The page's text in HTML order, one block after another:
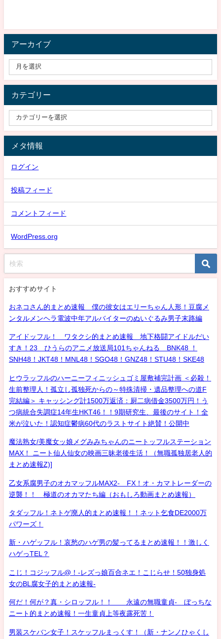
アーカイブ
カテゴリー
メタ情報
ログイン
投稿フィード
コメントフィード
WordPress.org
おすすめサイト
おネコさん的まとめ速報 僕の彼女はエリーちゃん人形！豆腐メ
ンタルメンヘラ電波中年アルバイターのぬいぐるみ男子末路編
アイドッフル！ ワタクシ的まとめ速報 地下格闘アイドルだい
すき！23 ひうらのアニメ放送局101ちゃんねる BNK48 ！
SNH48！JKT48！MNL48！SGO48！GNZ48！STU48！SKE48
ヒウラッフルのハーニーフィニッシュゴミ屋敷補完計画 ＜必殺！
生前整理人！孤立し孤独死からの～特殊清掃・遺品整理への道F
完結編＞ キャッシング計1500万返済：厨二病借金3500万円！う
つ病統合失調症14年生HKT46！！9期研究生、最後のサイト！全
米が泣いた！認知症鬱病60代のラストサイト絶賛！公開中
魔法熟女/美魔女ッ娘メグみみちゃんのニートッフルステーション
MAX！ ニート仙人仙女の映画三昧老後生活！（無職孤独居老人的
まとめ速報Z)]
乙女系腐男子のオカマッフルMAX2- FX！オ・カマトレーダーの
逆襲！！ 極道のオカマたち編（おもしろ動画まとめ速報）
タダッフル！ネトゲ廃人的まとめ速報！！ネット乞食DE2000万
パワーズ！
新・ハゲッフル！哀愁のハゲ男の髪ってるまとめ速報！！激しく
ハゲっTEL？
こじ！コジッフル@！-レズっ娘百合ネエ！こじらせ！50独身処
女のBL腐女子的まとめ速報-
何だ！何が？真・シロッフル！！ 永遠の無職童貞- ぼっちな
ニート的まとめ速報！一生童貞上等夜露死苦！
男装スケバン女子！スケッフルまっくす！（新・ナンノひゃくし